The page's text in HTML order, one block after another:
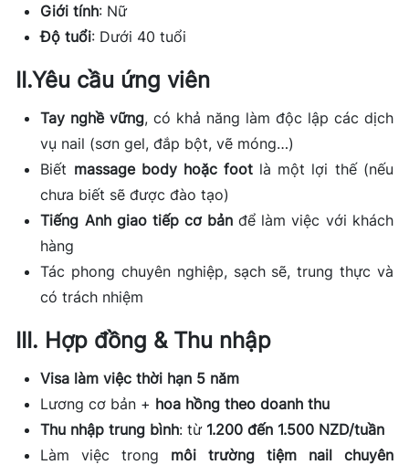
Giới tính: Nữ
Độ tuổi: Dưới 40 tuổi
II.Yêu cầu ứng viên
Tay nghề vững, có khả năng làm độc lập các dịch
vụ nail (sơn gel, đắp bột, vẽ móng…)
Biết massage body hoặc foot là một lợi thế (nếu
chưa biết sẽ được đào tạo)
Tiếng Anh giao tiếp cơ bản để làm việc với khách
hàng
Tác phong chuyên nghiệp, sạch sẽ, trung thực và
có trách nhiệm
III. Hợp đồng & Thu nhập
Visa làm việc thời hạn 5 năm
Lương cơ bản + hoa hồng theo doanh thu
Thu nhập trung bình: từ 1.200 đến 1.500 NZD/tuần
Làm việc trong môi trường tiệm nail chuyên